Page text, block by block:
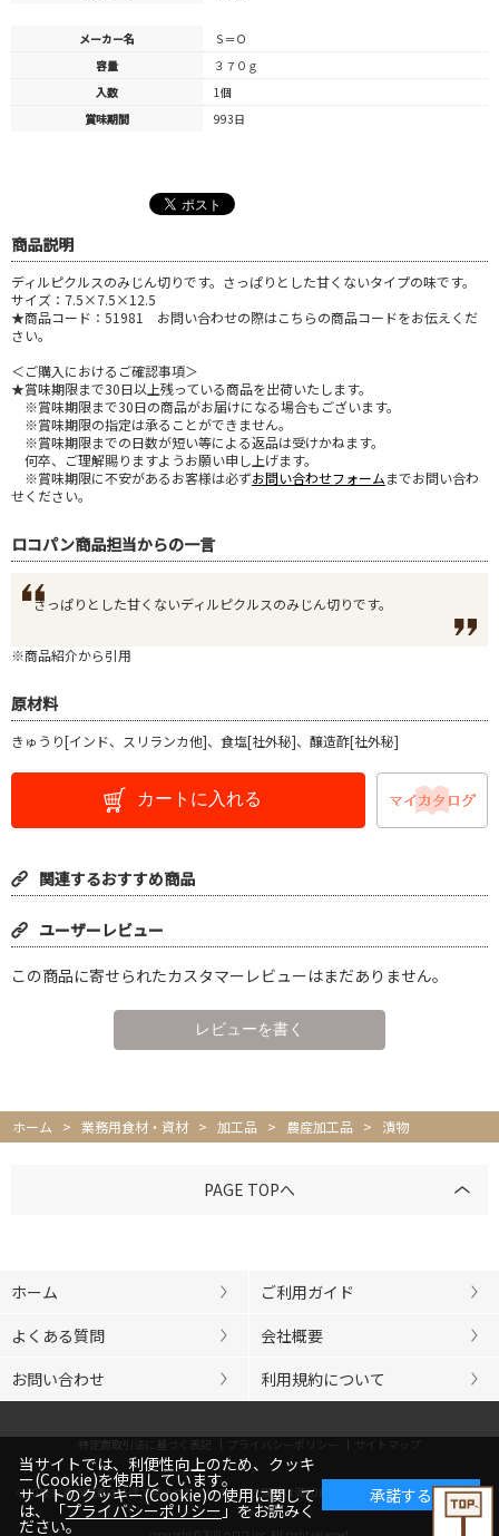
メーカー名
Ｓ＝Ｏ
容量
３７０ｇ
入数
1個
賞味期間
993日
商品説明
ディルピクルスのみじん切りです。さっぱりとした甘くないタイプの味です。
サイズ：7.5×7.5×12.5
★商品コード：51981 お問い合わせの際はこちらの商品コードをお伝えくだ
さい。
＜ご購入におけるご確認事項＞
★賞味期限まで30日以上残っている商品を出荷いたします。
※賞味期限まで30日の商品がお届けになる場合もございます。
※賞味期限の指定は承ることができません。
※賞味期限までの日数が短い等による返品は受けかねます。
何卒、ご理解賜りますようお願い申し上げます。
※賞味期限に不安があるお客様は必ずお問い合わせフォームまでお問い合わ
せください。
ロコパン商品担当からの一言
さっぱりとした甘くないディルピクルスのみじん切りです。
※商品紹介から引用
原材料
きゅうり[インド、スリランカ他]、食塩[社外秘]、醸造酢[社外秘]
カートに入れる
関連するおすすめ商品
ユーザーレビュー
この商品に寄せられたカスタマーレビューはまだありません。
ホーム > 業務用食材・資材 > 加工品 > 農産加工品 > 漬物
PAGE TOPへ
ホーム
ご利用ガイド
よくある質問
会社概要
お問い合わせ
利用規約について
特定商取引法に基づく表記 プライバシーポリシー サイトマップ
※20歳未満の飲酒は法律で禁止されています。ご購入は満20歳以上の方に限らせていただきま
す。
当サイトでは、利便性向上のため、クッキ
ー(Cookie)を使用しています。
サイトのクッキー(Cookie)の使用に関して
は、「プライバシーポリシー 」をお読みく
ださい。
承諾する